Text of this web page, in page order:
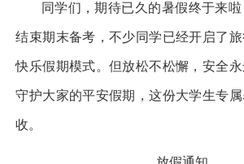
同学们，期待已久的暑假终于来啦
结束期末备考，不少同学已经开启了
快乐假期模式。但放松不松懈，安全
守护大家的平安假期，这份大学生专
收。